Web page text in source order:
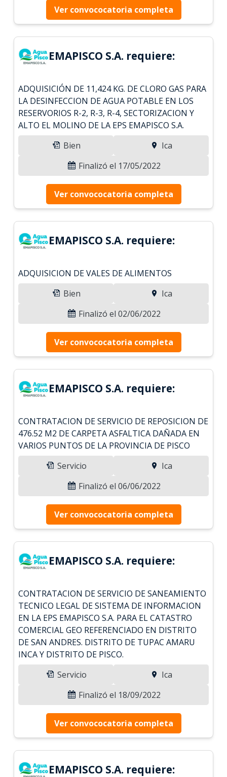
Ver convococatoria completa
EMAPISCO S.A. requiere:
ADQUISICIÓN DE 11,424 KG. DE CLORO GAS PARA
LA DESINFECCION DE AGUA POTABLE EN LOS
RESERVORIOS R-2, R-3, R-4, SECTORIZACION Y
ALTO EL MOLINO DE LA EPS EMAPISCO S.A.
Bien
Ica
Finalizó el 17/05/2022
Ver convococatoria completa
EMAPISCO S.A. requiere:
ADQUISICION DE VALES DE ALIMENTOS
Bien
Ica
Finalizó el 02/06/2022
Ver convococatoria completa
EMAPISCO S.A. requiere:
CONTRATACION DE SERVICIO DE REPOSICION DE
476.52 M2 DE CARPETA ASFALTICA DAÑADA EN
VARIOS PUNTOS DE LA PROVINCIA DE PISCO
Servicio
Ica
Finalizó el 06/06/2022
Ver convococatoria completa
EMAPISCO S.A. requiere:
CONTRATACION DE SERVICIO DE SANEAMIENTO
TECNICO LEGAL DE SISTEMA DE INFORMACION
EN LA EPS EMAPISCO S.A. PARA EL CATASTRO
COMERCIAL GEO REFERENCIADO EN DISTRITO
DE SAN ANDRES. DISTRITO DE TUPAC AMARU
INCA Y DISTRITO DE PISCO.
Servicio
Ica
Finalizó el 18/09/2022
Ver convococatoria completa
EMAPISCO S.A. requiere: